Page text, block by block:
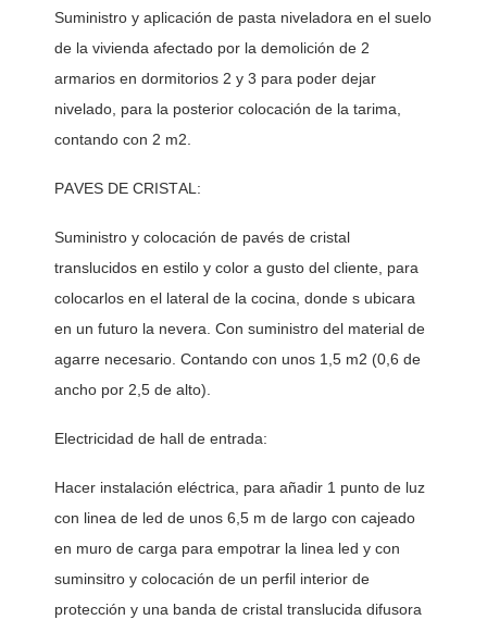
Suministro y aplicación de pasta niveladora en el suelo
de la vivienda afectado por la demolición de 2
armarios en dormitorios 2 y 3 para poder dejar
nivelado, para la posterior colocación de la tarima,
contando con 2 m2.
PAVES DE CRISTAL:
Suministro y colocación de pavés de cristal
translucidos en estilo y color a gusto del cliente, para
colocarlos en el lateral de la cocina, donde s ubicara
en un futuro la nevera. Con suministro del material de
agarre necesario. Contando con unos 1,5 m2 (0,6 de
ancho por 2,5 de alto).
Electricidad de hall de entrada:
Hacer instalación eléctrica, para añadir 1 punto de luz
con linea de led de unos 6,5 m de largo con cajeado
en muro de carga para empotrar la linea led y con
suminsitro y colocación de un perfil interior de
protección y una banda de cristal translucida difusora